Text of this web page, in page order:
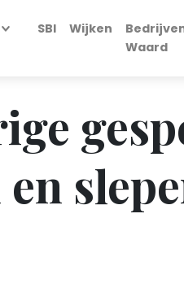
SBI Wijken
Waard